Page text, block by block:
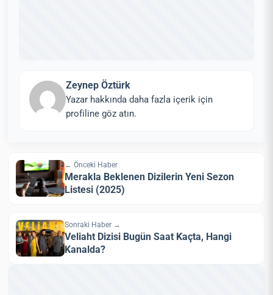
Zeynep Öztürk
Yazar hakkında daha fazla içerik için
profiline göz atın.
← Önceki Haber
Merakla Beklenen Dizilerin Yeni Sezon
Listesi (2025)
Sonraki Haber →
Veliaht Dizisi Bugün Saat Kaçta, Hangi
Kanalda?